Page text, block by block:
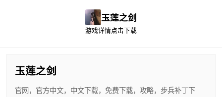
玉莲之剑
游戏详情点击下载
玉莲之剑
官网，官方中文，中文下载，免费下载，攻略，步兵补丁下